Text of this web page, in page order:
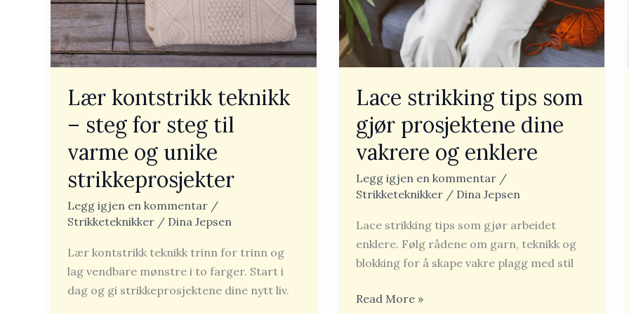
Lær kontstrikk teknikk
– steg for steg til
varme og unike
strikkeprosjekter
Legg igjen en kommentar /
Strikketeknikker / Dina Jepsen
Lær kontstrikk teknikk trinn for trinn og
lag vendbare mønstre i to farger. Start i
dag og gi strikkeprosjektene dine nytt liv.
steg
til
varme
og
unike
strikkeprosjekter
Lace strikking tips som
gjør prosjektene dine
vakrere og enklere
Legg igjen en kommentar /
Strikketeknikker/ Dina Jepsen
Lace strikking tips som gjør arbeidet
enklere. Følg rådene om garn, teknikk og
blokking for å skape vakre plagg med stil
dine
vakrere
enklere
Read More »